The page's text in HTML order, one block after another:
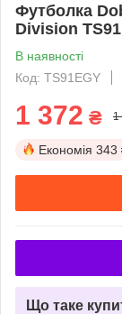
Футболка
Division
В наявності
Код: TS91EGY
1 372 ₴ 1
Економія 343
Що таке